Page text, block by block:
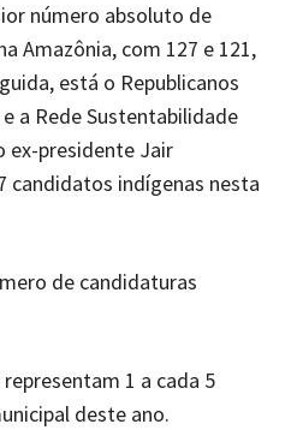
número absoluto de
Amazônia, com 127 e 121,
está o Republicanos
a Rede Sustentabilidade
ex-presidente Jair
candidatos indígenas nesta
de candidaturas
1 a cada 5
deste ano.